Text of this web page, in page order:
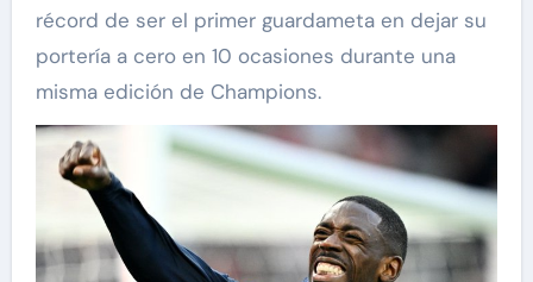
récord de ser el primer guardameta en dejar su
portería a cero en 10 ocasiones durante una
misma edición de Champions.